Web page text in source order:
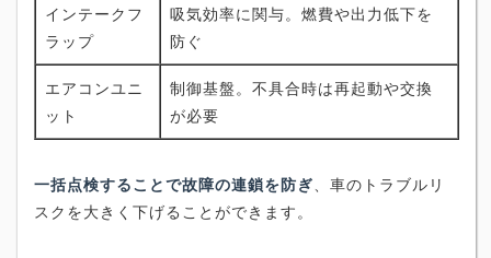
インテークフ
ラップ
吸気効率に関与。燃費や出力低下を
防ぐ
エアコンユニ
ット
制御基盤。不具合時は再起動や交換
が必要
一括点検することで故障の連鎖を防ぎ 、車のトラブルリ
スクを大きく下げることができます。